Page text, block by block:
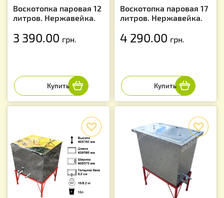
Воскотопка паровая 12
литров. Нержавейка.
3 390.00 грн.
Воскотопка паровая 17
литров. Нержавейка.
4 290.00 грн.